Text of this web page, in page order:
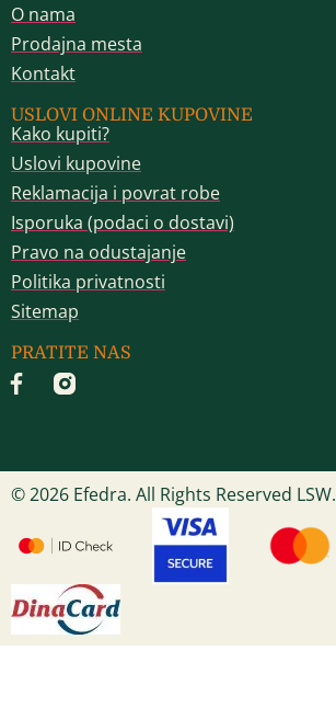
O nama
Prodajna mesta
Kontakt
USLOVI ONLINE KUPOVINE
Kako kupiti?
Uslovi kupovine
Reklamacija i povrat robe
Isporuka (podaci o dostavi)
Pravo na odustajanje
Politika privatnosti
Sitemap
PRATITE NAS
© 2026 Efedra. All Rights Reserved LSW.